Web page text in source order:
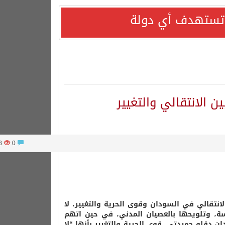
تستهدف أي دولة
والتغيير
568
في السودان وقوى الحرية والتغيير، لا
وتلويحها بالعصيان المدني، في حين اتهم